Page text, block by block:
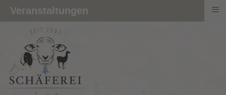
Veranstaltungen ≡